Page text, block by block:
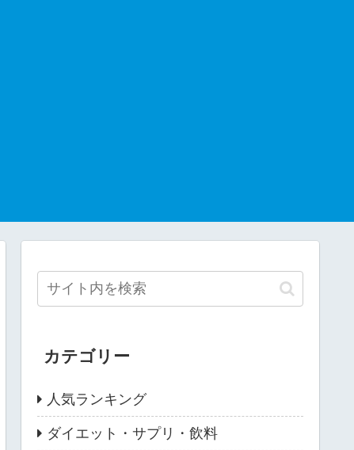
カテゴリー
人気ランキング
ダイエット・サプリ・飲料